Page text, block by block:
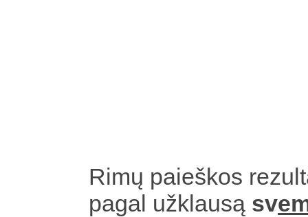
Rimų paieškos
pagal užklausą sv